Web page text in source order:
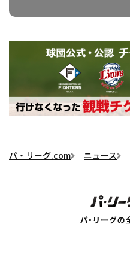
パ・リーグ.com ニュース